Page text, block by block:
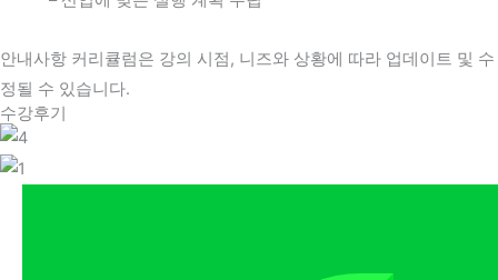
안내사항 커리큘럼은 강의 시점, 니즈와 상황에 따라 업데이트 및 수
정될 수 있습니다.
수강후기